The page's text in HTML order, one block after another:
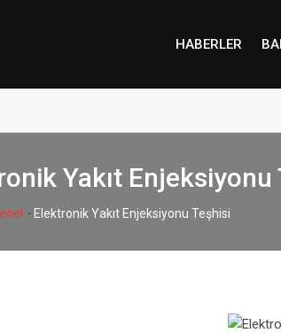
HABERLER
Yakıt Enjeksiyonu
- Elektronik Yakıt Enjeksiyonu Teşhisi